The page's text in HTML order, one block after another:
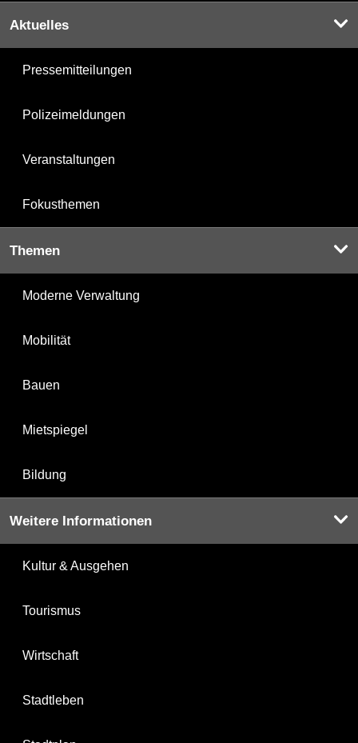
Aktuelles
Pressemitteilungen
Polizeimeldungen
Veranstaltungen
Fokusthemen
Themen
Moderne Verwaltung
Mobilität
Bauen
Mietspiegel
Bildung
Weitere Informationen
Kultur & Ausgehen
Tourismus
Wirtschaft
Stadtleben